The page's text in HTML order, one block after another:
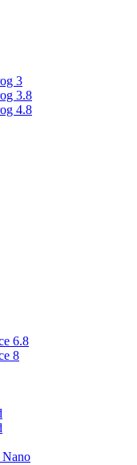
3
3.8
4.8
6.8
8
Nano